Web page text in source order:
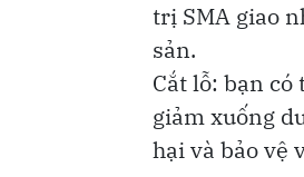
trị SMA giao
sản.
Cắt lỗ: bạn
giảm xuống
hại và bảo vệ